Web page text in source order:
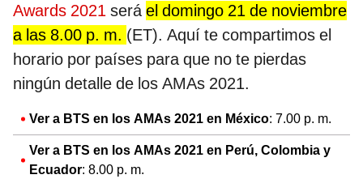
Awards 2021 seráel domingo 21 de noviembre
a las 8.00 p. m. (ET). Aquí te compartimos el
horario por países para que no te pierdas
ningún detalle de los AMAs 2021.
Ver a BTS en los AMAs 2021 en México: 7.00 p. m.
Ver a BTS en los AMAs 2021 en Perú, Colombia y
Ecuador: 8.00 p. m.